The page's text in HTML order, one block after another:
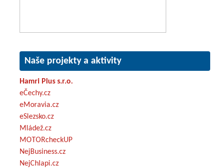
Naše projekty a aktivity
Hamri Plus s.r.o.
eČechy.cz
eMoravia.cz
eSlezsko.cz
Mládež.cz
MOTORcheckUP
NejBusiness.cz
NejChlapi.cz